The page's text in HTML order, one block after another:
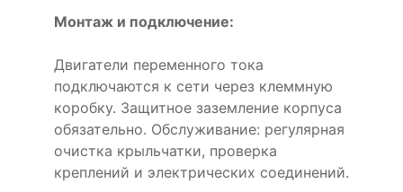
Монтаж и подключение:
Двигатели переменного тока
подключаются к сети через клеммную
коробку. Защитное заземление корпуса
обязательно. Обслуживание: регулярная
очистка крыльчатки, проверка
креплений и электрических соединений.